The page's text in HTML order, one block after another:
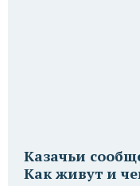
Казачьи
Как живут и